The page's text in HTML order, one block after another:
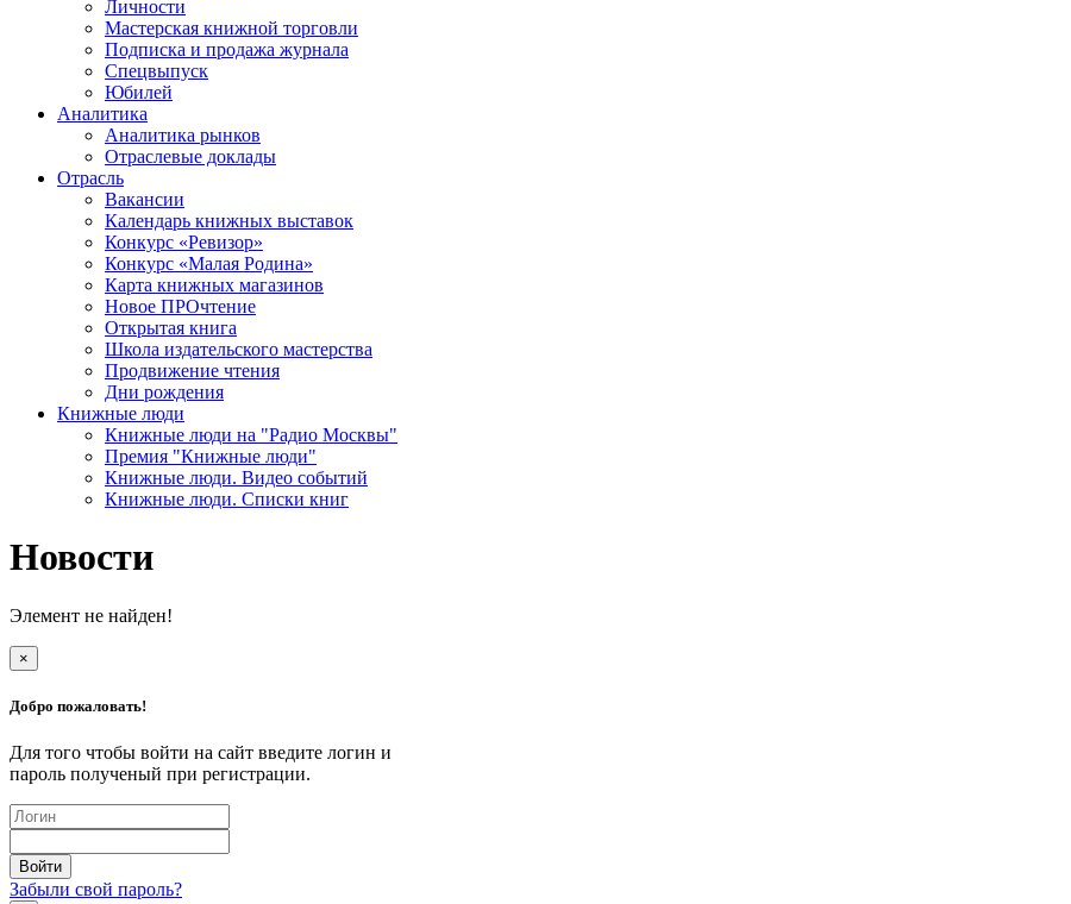
Личности
Мастерская книжной торговли
Подписка и продажа журнала
Спецвыпуск
Юбилей
Аналитика
Аналитика рынков
Отраслевые доклады
Отрасль
Вакансии
Календарь книжных выставок
Конкурс «Ревизор»
Конкурс «Малая Родина»
Карта книжных магазинов
Новое ПРОчтение
Открытая книга
Школа издательского мастерства
Продвижение чтения
Дни рождения
Книжные люди
Книжные люди на "Радио Москвы"
Премия "Книжные люди"
Книжные люди. Видео событий
Книжные люди. Списки книг
Новости
Элемент не найден!
×
Добро пожаловать!
Для того чтобы войти на сайт введите логин и
пароль полученый при регистрации.
Забыли свой пароль?